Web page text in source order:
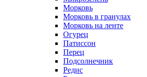
Морковь
Морковь в гранулах
Морковь на ленте
Огурец
Патиссон
Перец
Подсолнечник
Редис